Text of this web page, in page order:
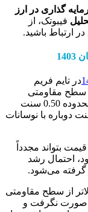
در ارز
از
مذکور، برای مدتی وارد فاز رنج قیمتی شد تا محدوده 0.50 سنت
0.50 سنت دوباره با نوسانات
مجدداً
رشد
مقاومتی
نگرفت و